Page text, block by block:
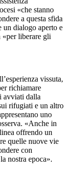
«che stanno
a questa sfida
un dialogo aperto e
liberare gli
vissuta,
richiamare
avviati dalla
rifugiati e un altro
uno
«Anche in
offrendo un
quelle nuove vie
con
nostra epoca».